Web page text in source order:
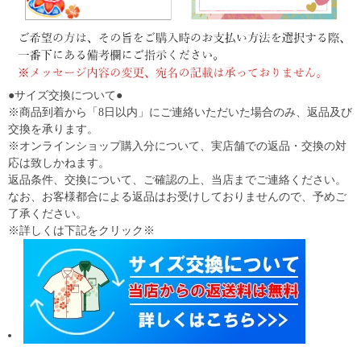
●サイズ交換について●
※商品到着から「8日以内」にご連絡いただいた場合のみ、返品及び
交換を承ります。
※オンラインショップ購入分について、実店舗での返品・交換の対
応は致しかねます。
返品条件、交換について、ご確認の上、当店までご連絡ください。
なお、お客様都合による返品はお受けしておりませんので、予めご
了承ください。
※詳しくは下記をクリック※